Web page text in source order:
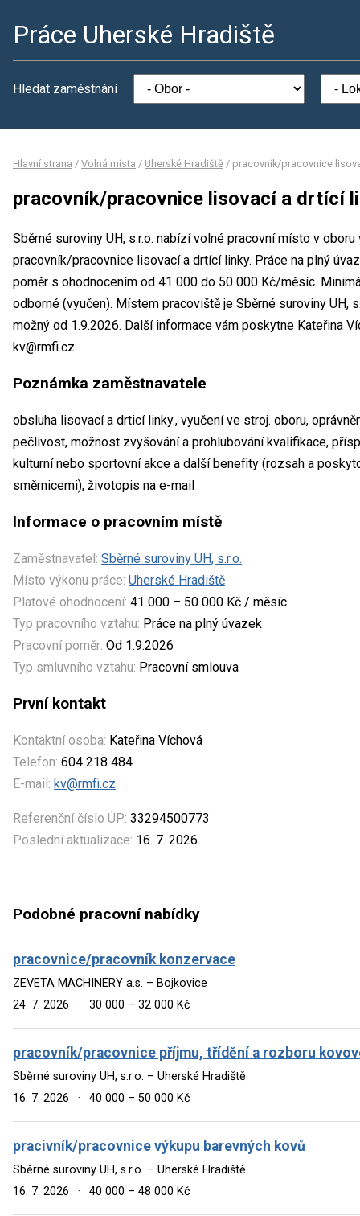
Práce Uherské Hradiště
Hledat zaměstnání
Hlavní strana / Volná místa / Uherské Hradiště / pracovník/pracovnice
pracovník/pracovnice lisovací a drtící
Sběrné suroviny UH, s.r.o. nabízí volné pracovní místo v
pracovník/pracovnice lisovací a drtící linky. Práce na plný
poměr s ohodnocením od 41 000 do 50 000 Kč/měsíc.
odborné (vyučen). Místem pracoviště je Sběrné suroviny UH,
možný od 1.9.2026. Další informace vám poskytne Kateřina
kv@rmfi.cz.
Poznámka zaměstnavatele
obsluha lisovací a drticí linky., vyučení ve stroj. oboru,
pečlivost, možnost zvyšování a prohlubování kvalifikace,
kulturní nebo sportovní akce a další benefity (rozsah a
směrnicemi), životopis na e-mail
Informace o pracovním místě
Zaměstnavatel: Sběrné suroviny UH, s.r.o.
Místo výkonu práce: Uherské Hradiště
Platové ohodnocení: 41 000 – 50 000 Kč / měsíc
Typ pracovního vztahu: Práce na plný úvazek
Pracovní poměr: Od 1.9.2026
Typ smluvního vztahu: Pracovní smlouva
První kontakt
Kontaktní osoba: Kateřina Víchová
Telefon: 604 218 484
E-mail: kv@rmfi.cz
Referenční číslo ÚP: 33294500773
Poslední aktualizace: 16. 7. 2026
Podobné pracovní nabídky
pracovnice/pracovník konzervace
ZEVETA MACHINERY a.s. – Bojkovice
24. 7. 2026
· 30 000 – 32 000 Kč
pracovník/pracovnice příjmu, třídění a rozboru
Sběrné suroviny UH, s.r.o. – Uherské Hradiště
16. 7. 2026
· 40 000 – 50 000 Kč
pracivník/pracovnice výkupu barevných kovů
Sběrné suroviny UH, s.r.o. – Uherské Hradiště
16. 7. 2026
· 40 000 – 48 000 Kč